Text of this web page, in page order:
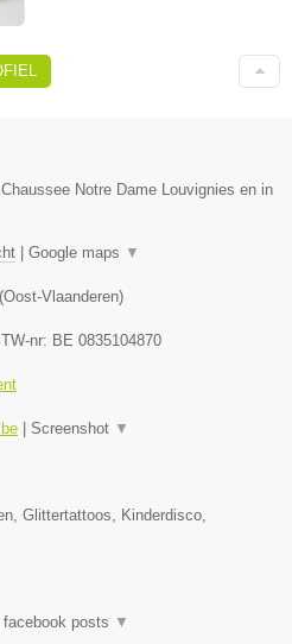
Notre Dame Louvignies en in
Google maps ▼
(Oost-Vlaanderen)
nr: BE 0835104870
Screenshot ▼
Glittertattoos, Kinderdisco,
facebook posts ▼